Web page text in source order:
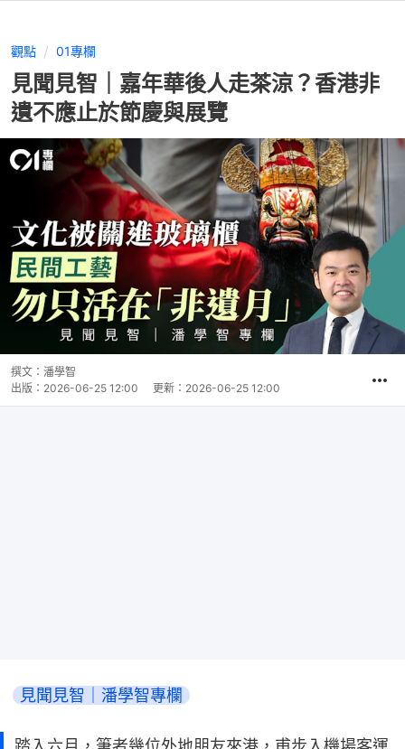
觀點 01專欄
見聞見智｜嘉年華後人走茶涼？香港非
遺不應止於節慶與展覽
撰文： 潘學智
出版： 2026-06-25 12:00 更新： 2026-06-25 12:00
見聞見智｜潘學智專欄